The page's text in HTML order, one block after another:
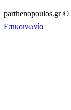
parthenopoulos.gr©
Επικοινωνία